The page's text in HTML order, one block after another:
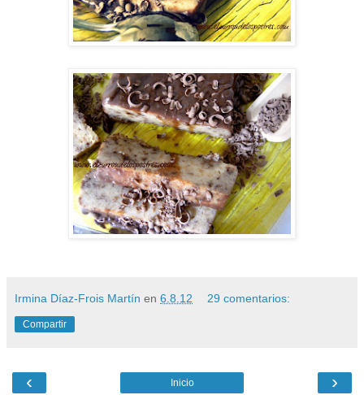
Irmina Díaz-Frois Martín en 6.8.12 29 comentarios:
Compartir
‹ ›
Inicio